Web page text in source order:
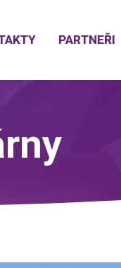
PARTNEŘI